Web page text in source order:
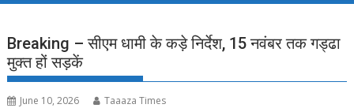
Breaking – सीएम धामी के कड़े निर्देश, 15 नवंबर तक गड्ढा
मुक्त हों सड़कें
June 10, 2026 Taaaza Times